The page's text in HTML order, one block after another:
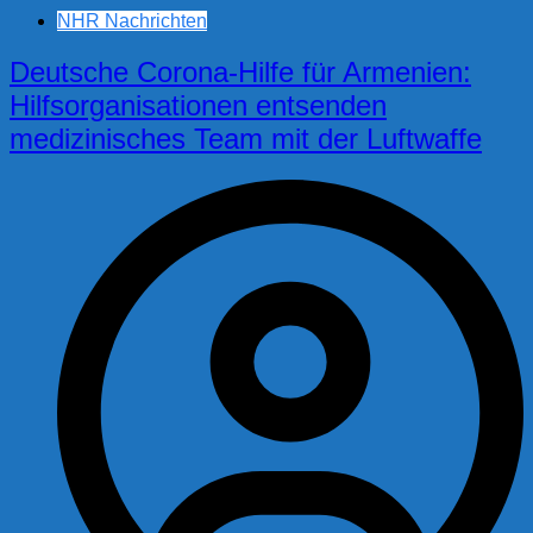
NHR Nachrichten
Deutsche Corona-Hilfe für Armenien:
Hilfsorganisationen entsenden
medizinisches Team mit der Luftwaffe